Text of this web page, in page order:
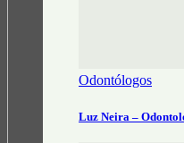
Odontólogos
Luz Neira –